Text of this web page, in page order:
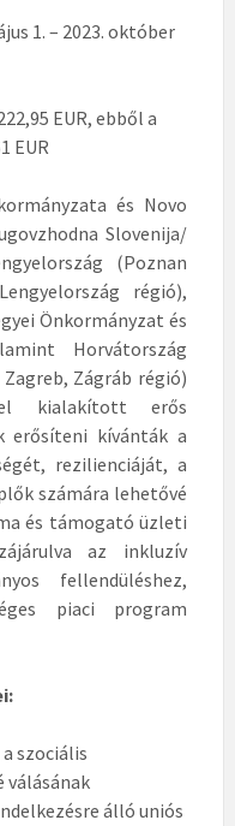
1. – 2023. október
EUR, ebből a
EUR
és Novo
Slovenija/
(Poznan
régió),
Önkormányzat és
Horvátország
Zágráb régió)
kialakított erős
erősíteni kívánták a
rezilienciáját, a
számára lehetővé
és támogató üzleti
az inkluzív
fellendüléshez,
piaci program
szociális
válásának
álló uniós